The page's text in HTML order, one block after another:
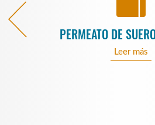
PERMEATO DE
Leer más